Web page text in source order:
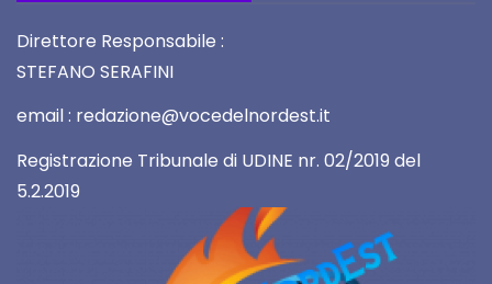
Direttore Responsabile :
STEFANO SERAFINI
email : redazione@vocedelnordest.it
Registrazione Tribunale di UDINE nr. 02/2019 del
5.2.2019